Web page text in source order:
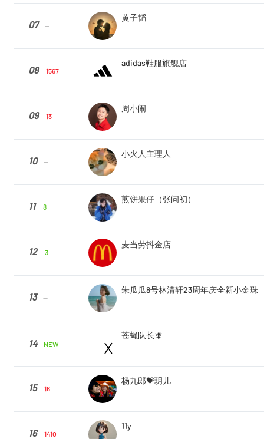
07 --
黄子韬
08 1567
adidas鞋服旗舰店
09 13
周小闹
10 --
小火人主理人
11 8
煎饼果仔（张问初）
12 3
麦当劳抖金店
13 --
朱瓜瓜8号林清轩23周年庆全新小金珠
14 NEW
苍蝇队长🪰
15 16
杨九郎💝玥儿
16 1410
11y